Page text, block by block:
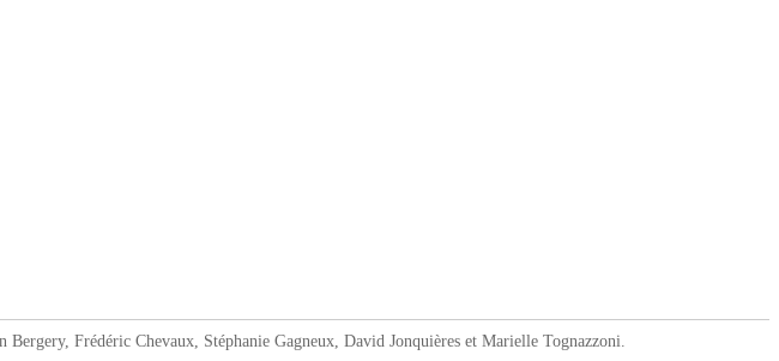
Frédéric Chevaux, Stéphanie Gagneux, David Jonquières et Marielle Tognazzoni.